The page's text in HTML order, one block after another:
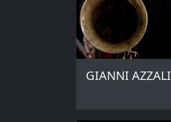
GIANNI AZZALI